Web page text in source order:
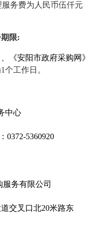
务费为人民币伍仟元
限:
《安阳市政府采购网》
1个工作日。
中心
0372-5360920
务有限公司
交叉口北20米路东